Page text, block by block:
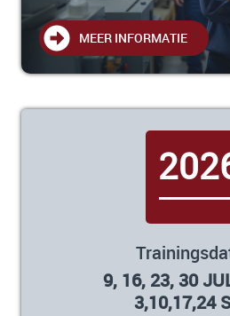
MEER INFORMATIE
9, 16, 23, 30
3,10,17,24